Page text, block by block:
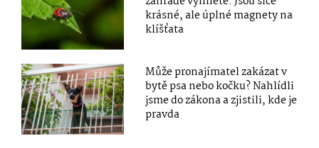
krásné, ale úplné magnety na
klíšťata
Může pronajímatel zakázat v
bytě psa nebo kočku? Nahlídli
jsme do zákona a zjistili, kde je
pravda